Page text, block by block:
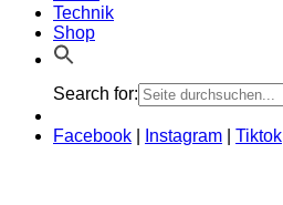
Technik
Shop
Search for:
Facebook Instagram Tiktok